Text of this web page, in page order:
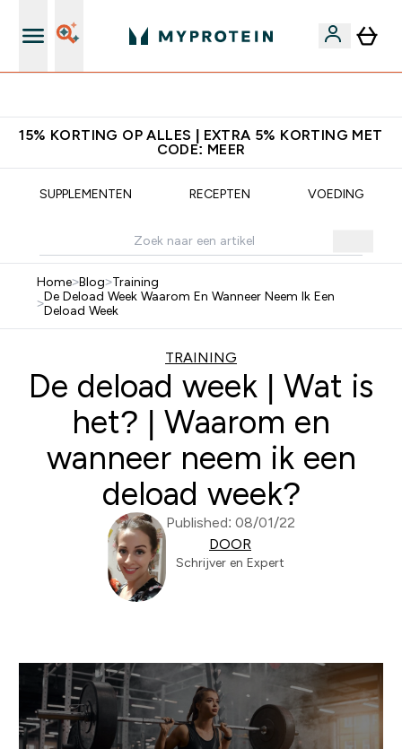
15% KORTING OP ALLES | EXTRA 5% KORTING MET
CODE: MEER
SUPPLEMENTEN RECEPTEN VOEDING
Home>Blog>Training
>De Deload Week Waarom En Wanneer Neem Ik Een
Deload Week
TRAINING
De deload week | Wat is
het? | Waarom en
wanneer neem ik een
deload week?
Published: 08/01/22
DOOR
Schrijver en Expert